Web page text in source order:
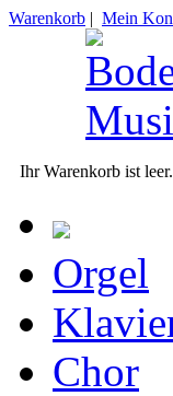
Warenkorb | Mein
Ihr Warenkorb ist leer.
Orgel
Chor